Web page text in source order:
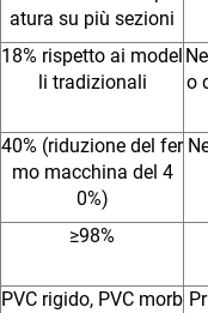
atura su più sezioni
18% rispetto ai model
li tradizionali
o
40% (riduzione del fer
mo macchina del 4
0%)
≥98%
PVC rigido, PVC morb